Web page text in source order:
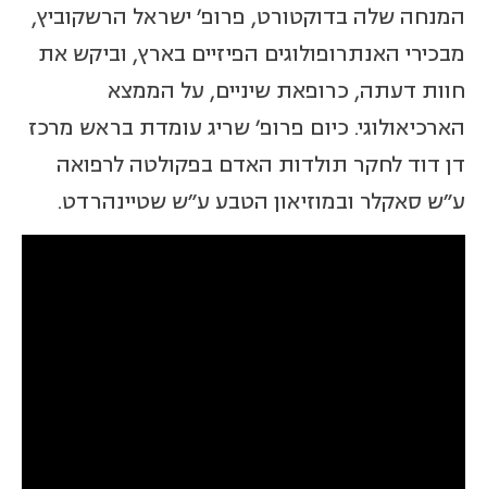
המנחה שלה בדוקטורט, פרופ' ישראל הרשקוביץ,
מבכירי האנתרופולוגים הפיזיים בארץ, וביקש את
חוות דעתה, כרופאת שיניים, על הממצא
הארכיאולוגי. כיום פרופ' שריג עומדת בראש מרכז
דן דוד לחקר תולדות האדם בפקולטה לרפואה
ע"ש סאקלר ובמוזיאון הטבע ע"ש שטיינהרדט.